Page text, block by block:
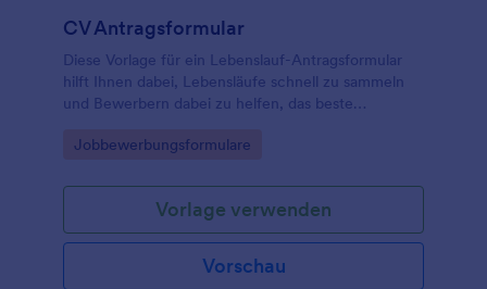
CV Antragsformular
Diese Vorlage für ein Lebenslauf-Antragsformular
hilft Ihnen dabei, Lebensläufe schnell zu sammeln
und Bewerbern dabei zu helfen, das beste
ihnen passt. Die Vorlage besteht aus Bereichen, um
Bewerbers zu sammeln, die Position zu erfragen, auf
die er sich bewirbt, und fordert ihn auf, seinen
Lebenslauf und andere Dateien wie Zeugnisse
hochzuladen. Mit vielen weiteren anpassbaren Tools
und Widgets können Sie Ihr eigenes Formular
Go to Category:
Jobbewerbungsformulare
Vorlage verwenden
Vorschau